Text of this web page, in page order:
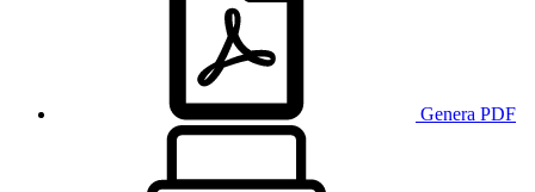
Genera PDF